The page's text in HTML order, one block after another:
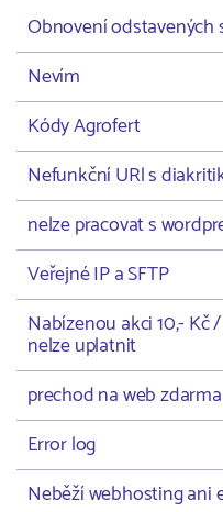
Obnovení odstavených
Nevím
Kódy Agrofert
Nefunkční URl s
nelze pracovat s
Veřejné IP a SFTP
Nabízenou akci 10,-
nelze uplatnit
prechod na web zdarma
Error log
Neběží webhosting ani